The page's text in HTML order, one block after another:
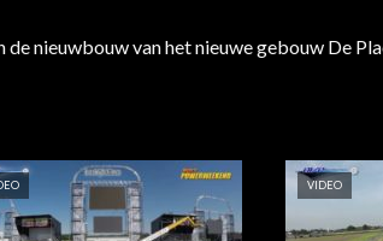
nieuwbouw van het nieuwe gebouw De
VIDEO